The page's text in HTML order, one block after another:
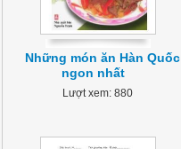
Những món ăn Hàn Quốc
ngon nhất
Lượt xem: 880